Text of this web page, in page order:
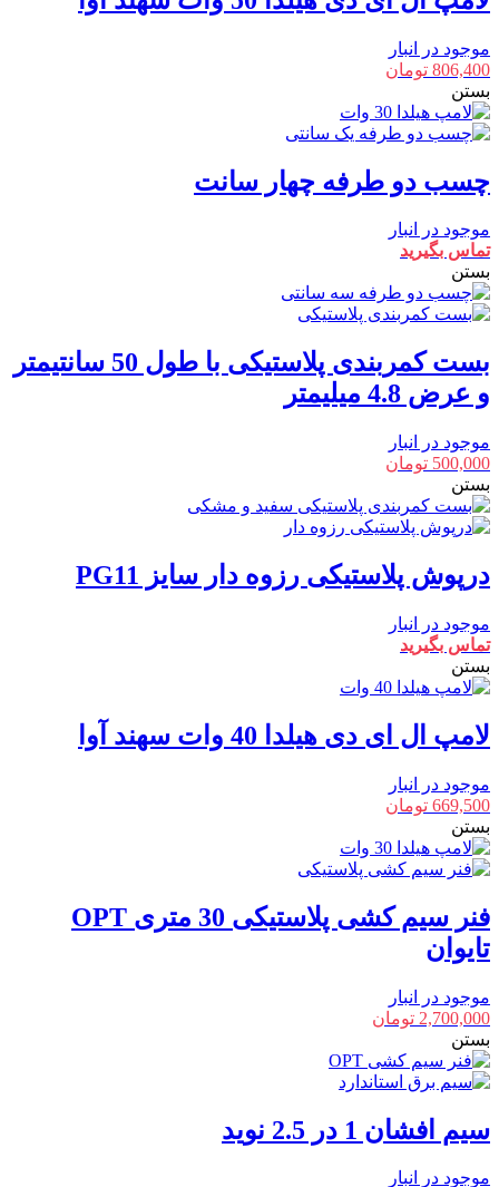
موجود در انبار
806,400 تومان
بستن
چسب دو طرفه چهار سانت
موجود در انبار
تماس بگیرید
بستن
بست کمربندی پلاستیکی با طول 50 سانتیمتر
و عرض 4.8 میلیمتر
موجود در انبار
500,000 تومان
بستن
درپوش پلاستیکی رزوه دار سایز PG11
موجود در انبار
تماس بگیرید
بستن
لامپ ال ای دی هیلدا 40 وات سهند آوا
موجود در انبار
669,500 تومان
بستن
فنر سیم کشی پلاستیکی 30 متری OPT
تایوان
موجود در انبار
2,700,000 تومان
بستن
سیم افشان 1 در 2.5 نوید
موجود در انبار